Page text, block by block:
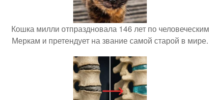
Кошка милли отпраздновала 146 лет по человеческим
Меркам и претендует на звание самой старой в мире.